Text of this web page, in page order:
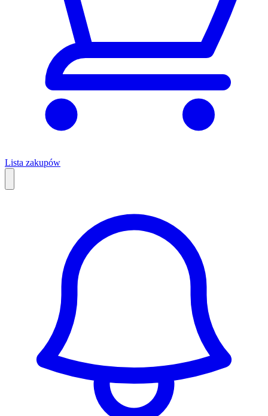
Lista zakupów